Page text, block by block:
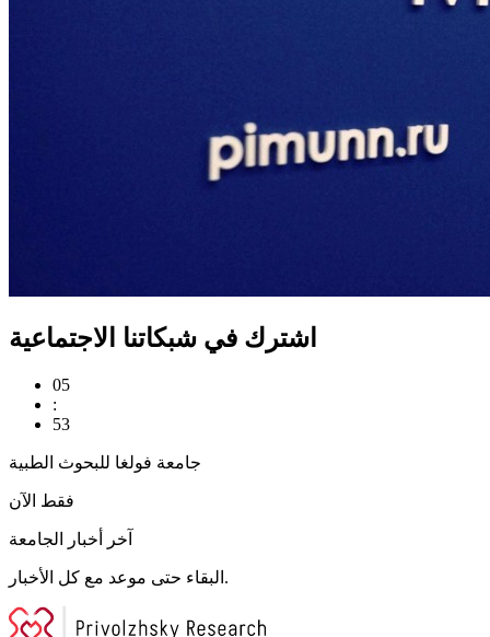
اشترك في شبكاتنا الاجتماعية
05
:
53
جامعة فولغا للبحوث الطبية
فقط الآن
آخر أخبار الجامعة
البقاء حتى موعد مع كل الأخبار.